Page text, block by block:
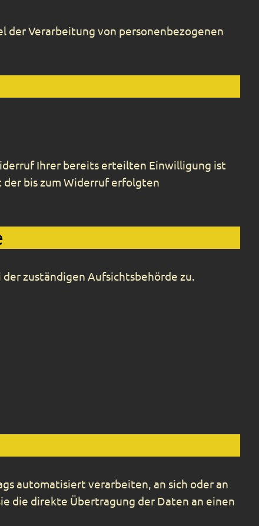
Verarbeitung von personenbezogenen
Ihrer bereits erteilten Einwilligung ist
bis zum Widerruf erfolgten
zuständigen Aufsichtsbehörde zu.
automatisiert verarbeiten, an sich oder an
die direkte Übertragung der Daten an einen